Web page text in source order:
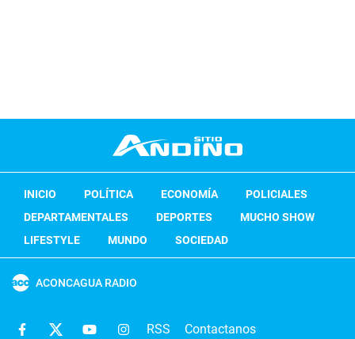
INICIO POLÍTICA ECONOMÍA
POLICIALES
DEPARTAMENTALES
DEPORTES
MUCHO SHOW
LIFESTYLE
MUNDO SOCIEDAD
ACONCAGUA RADIO
RSS Contactanos